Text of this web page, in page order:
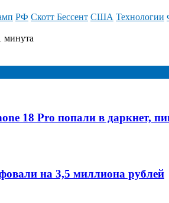
РФ Скотт Бессент США Технологии
минута
18 Pro попали в даркнет,
на 3,5 миллиона рублей